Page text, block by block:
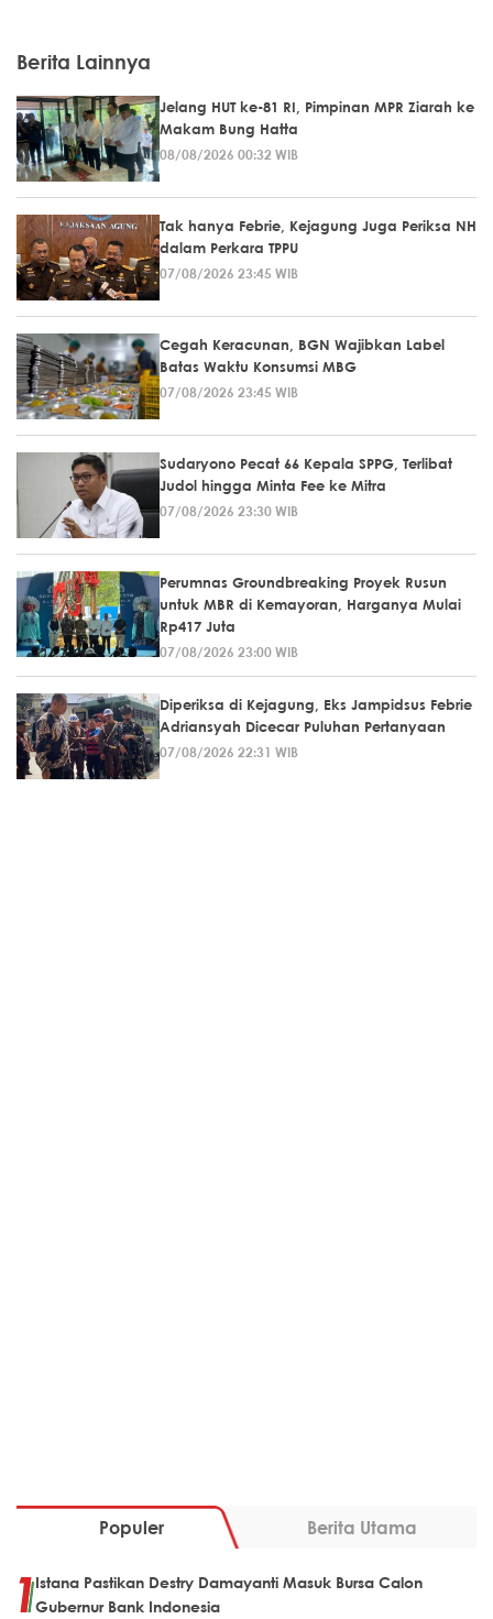
Berita Lainnya
Jelang HUT ke-81 RI, Pimpinan MPR Ziarah ke
Makam Bung Hatta
08/08/2026 00:32 WIB
Tak hanya Febrie, Kejagung Juga Periksa NH
dalam Perkara TPPU
07/08/2026 23:45 WIB
Cegah Keracunan, BGN Wajibkan Label
Batas Waktu Konsumsi MBG
07/08/2026 23:45 WIB
Sudaryono Pecat 66 Kepala SPPG, Terlibat
Judol hingga Minta Fee ke Mitra
07/08/2026 23:30 WIB
Perumnas Groundbreaking Proyek Rusun
untuk MBR di Kemayoran, Harganya Mulai
Rp417 Juta
07/08/2026 23:00 WIB
Diperiksa di Kejagung, Eks Jampidsus Febrie
Adriansyah Dicecar Puluhan Pertanyaan
07/08/2026 22:31 WIB
Populer Berita Utama
Istana Pastikan Destry Damayanti Masuk Bursa Calon
Gubernur Bank Indonesia